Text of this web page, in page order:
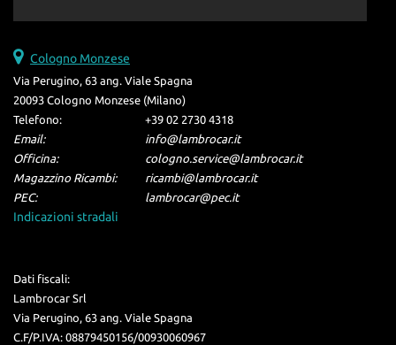
Cologno Monzese
Via Perugino, 63 ang. Viale Spagna
20093 Cologno Monzese (Milano)
Telefono:
+39 02 2730 4318
Email:
info@lambrocar.it
Officina:
cologno.service@lambrocar.it
Magazzino Ricambi:
ricambi@lambrocar.it
PEC:
lambrocar@pec.it
Indicazioni stradali
Dati fiscali:
Lambrocar Srl
Via Perugino, 63 ang. Viale Spagna
C.F/P.IVA: 08879450156/00930060967